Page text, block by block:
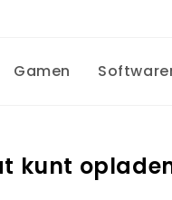
Gamen
opladen